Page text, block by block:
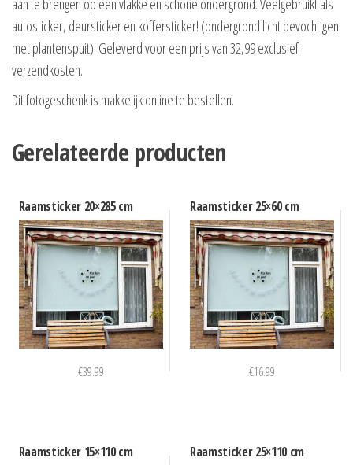
aan te brengen op een vlakke en schone ondergrond. Veelgebruikt als
autosticker, deursticker en koffersticker! (ondergrond licht bevochtigen
met plantenspuit). Geleverd voor een prijs van 32,99 exclusief
verzendkosten.
Dit fotogeschenk is makkelijk online te bestellen.
Gerelateerde producten
Raamsticker 20×285 cm
€39.99
Raamsticker 25×60 cm
€16.99
Raamsticker 15×110 cm Raamsticker 25×110 cm